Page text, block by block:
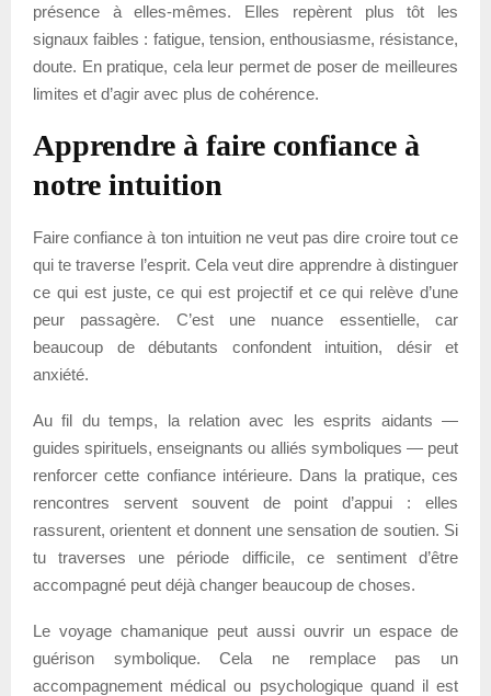
présence à elles-mêmes. Elles repèrent plus tôt les
signaux faibles : fatigue, tension, enthousiasme, résistance,
doute. En pratique, cela leur permet de poser de meilleures
limites et d’agir avec plus de cohérence.
Apprendre à faire confiance à
notre intuition
Faire confiance à ton intuition ne veut pas dire croire tout ce
qui te traverse l’esprit. Cela veut dire apprendre à distinguer
ce qui est juste, ce qui est projectif et ce qui relève d’une
peur passagère. C’est une nuance essentielle, car
beaucoup de débutants confondent intuition, désir et
anxiété.
Au fil du temps, la relation avec les esprits aidants —
guides spirituels, enseignants ou alliés symboliques — peut
renforcer cette confiance intérieure. Dans la pratique, ces
rencontres servent souvent de point d’appui : elles
rassurent, orientent et donnent une sensation de soutien. Si
tu traverses une période difficile, ce sentiment d’être
accompagné peut déjà changer beaucoup de choses.
Le voyage chamanique peut aussi ouvrir un espace de
guérison symbolique. Cela ne remplace pas un
accompagnement médical ou psychologique quand il est